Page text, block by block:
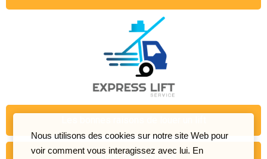
Nous utilisons des cookies sur notre site Web pour
voir comment vous interagissez avec lui. En